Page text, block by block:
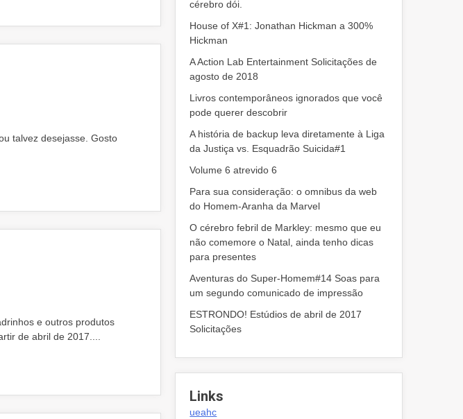
talvez desejasse. Gosto
e outros produtos
de abril de 2017....
cérebro dói.
House of X#1: Jonathan Hickman a 300%
Hickman
A Action Lab Entertainment Solicitações de
agosto de 2018
Livros contemporâneos ignorados que você
pode querer descobrir
A história de backup leva diretamente à Liga
da Justiça vs. Esquadrão Suicida#1
Volume 6 atrevido 6
Para sua consideração: o omnibus da web
do Homem-Aranha da Marvel
O cérebro febril de Markley: mesmo que eu
não comemore o Natal, ainda tenho dicas
para presentes
Aventuras do Super-Homem#14 Soas para
um segundo comunicado de impressão
ESTRONDO! Estúdios de abril de 2017
Solicitações
Links
ueahc